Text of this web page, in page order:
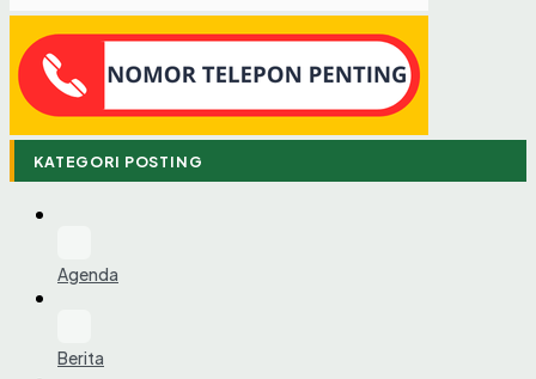
KATEGORI POSTING
Agenda
Berita